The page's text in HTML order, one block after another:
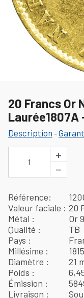
20 Francs Or
Laurée1807A
Description -
1
+
−
Référence
Valeur faciale
20
Métal
Or
Qualité
TB
Pays
Millésime
1815
Diamètre
21
Poids
Émission
Livraison